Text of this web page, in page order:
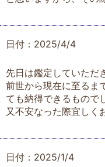
日付：2025/4/4
先日は鑑定していただ
前世から現在に至るま
ても納得できるもので
又不安なった際宜しく
日付：2025/1/4